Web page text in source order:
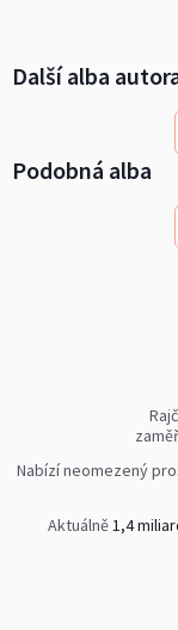
Další alba
Podobná alba
Nabízí neomezený
Aktuálně1,4